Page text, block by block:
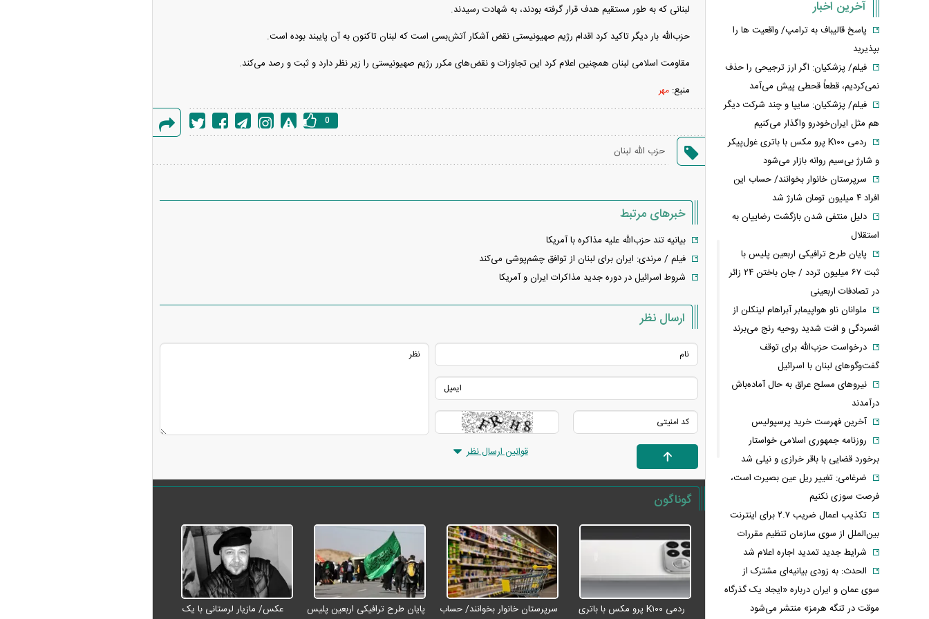
لبنانی که به‌ طور مستقیم هدف قرار گرفته بودند، به شهادت رسیدند.
حزب‌الله بار دیگر تاکید کرد اقدام رژیم صهیونیستی نقض آشکار آتش‌بسی است که لبنان تاکنون به آن پایبند بوده است.
مقاومت اسلامی لبنان همچنین اعلام کرد این تجاوزات و نقض‌های مکرر رژیم صهیونیستی را زیر نظر دارد و ثبت و رصد می‌کند.
منبع: مهر
گزارش
0
حزب الله لبنان
خبرهای مرتبط
بیانیه تند حزب‌الله علیه مذاکره با آمریکا
فیلم / مرندی: ایران برای لبنان از توافق چشم‌پوشی می‌کند
شروط اسرائیل در دوره جدید مذاکرات ایران و آمریکا
ارسال نظر
قوانین ارسال نظر
گوناگون
ردمی K۱۰۰ پرو مکس با باتری سرپرستان خانوار بخوانند/ حساب پایان طرح ترافیکی اربعین پلیس عکس/ مازیار لرستانی با یک
آخرین اخبار
پاسخ قالیباف به ترامپ/ واقعیت ها را
بپذیرید
فیلم/ پزشکیان: اگر ارز ترجیحی را حذف
نمی‌کردیم، قطعاً قحطی پیش می‌آمد
فیلم/ پزشکیان: سایپا و چند شرکت دیگر
هم مثل ایران‌خودرو واگذار می‌کنیم
ردمی K۱۰۰ پرو مکس با باتری غول‌پیکر
و شارژ بی‌سیم روانه بازار می‌شود
سرپرستان خانوار بخوانند/ حساب این
افراد ۴ میلیون تومان شارژ شد
دلیل منتفی شدن بازگشت رضاییان به
استقلال
پایان طرح ترافیکی اربعین پلیس با
ثبت ۶۷ میلیون تردد / جان باختن ۲۴ زائر
در تصادفات اربعینی
ملوانان ناو هواپیمابر آبراهام لینکلن از
افسردگی و افت شدید روحیه رنج می‌برند
درخواست حزب‌الله برای توقف
گفت‌وگوهای لبنان با اسرائیل
نیروهای مسلح عراق به حال آماده‌باش
درآمدند
آخرین فهرست خرید پرسپولیس
روزنامه جمهوری اسلامی خواستار
برخورد قضایی با باقر خرازی و نیلی شد
ضرغامی: تغییر ریل عین بصیرت است،
فرصت سوزی نکنیم
تکذیب اعمال ضریب ۲.۷ برای اینترنت
بین‌الملل از سوی سازمان تنظیم مقررات
شرایط جدید تمدید اجاره اعلام شد
الحدث: به زودی بیانیه‌ای مشترک از
سوی عمان و ایران درباره «ایجاد یک گذرگاه
موقت در تنگه هرمز» منتشر می‌شود